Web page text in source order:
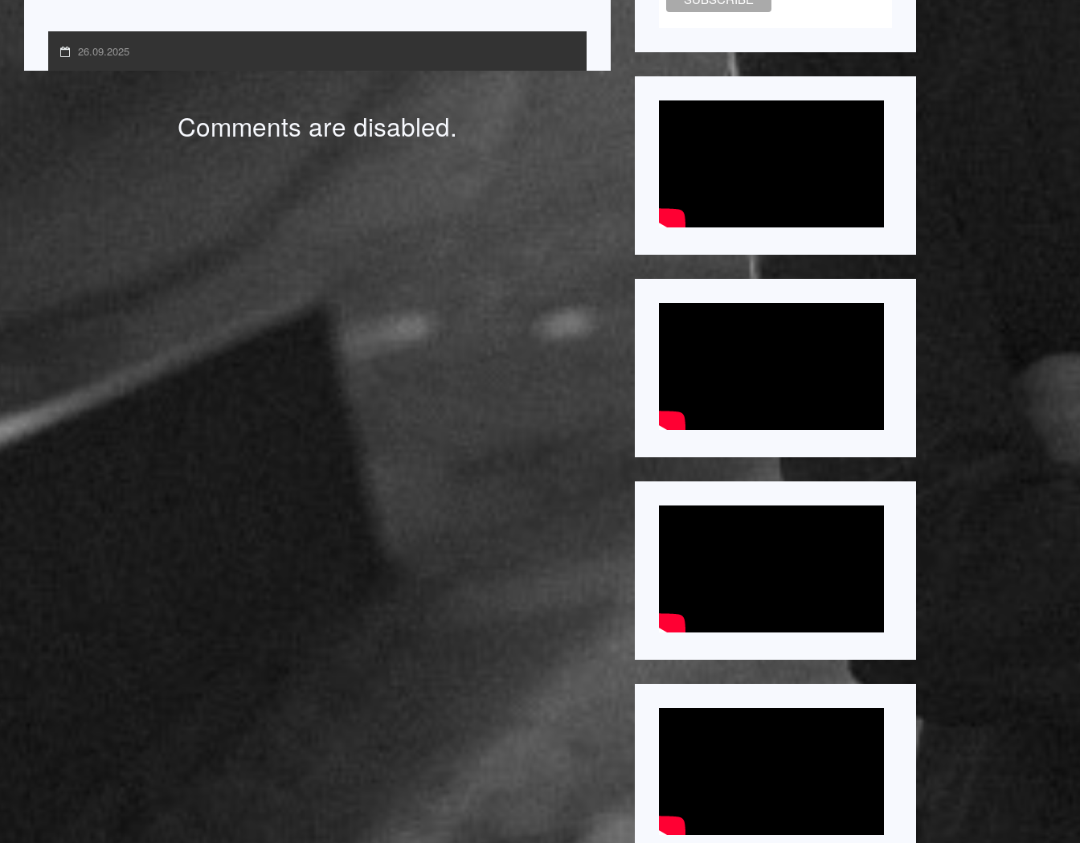
26.09.2025
Comments are disabled.